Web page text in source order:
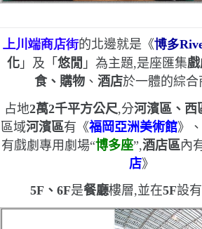
上川端商店街的北邊就是《博多
化 」及「悠閒 」為主題,是座匯集
食、購物、 酒店於一體的綜合
占地2萬2千平方公尺,分河濱區、西
區域河濱區有《福岡亞洲美術館》
有戲劇專用劇場“博多座”,酒店區內
店》
5F 、6F是餐廳樓層,並在5F設有